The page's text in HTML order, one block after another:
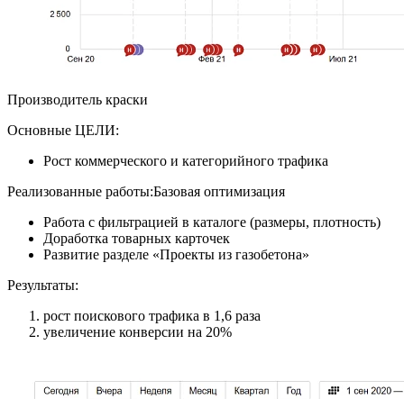
Производитель краски
Основные ЦЕЛИ:
Рост коммерческого и категорийного трафика
Реализованные работы:Базовая оптимизация
Работа с фильтрацией в каталоге (размеры, плотность)
Доработка товарных карточек
Развитие разделе «Проекты из газобетона»
Результаты:
рост поискового трафика в 1,6 раза
увеличение конверсии на 20%